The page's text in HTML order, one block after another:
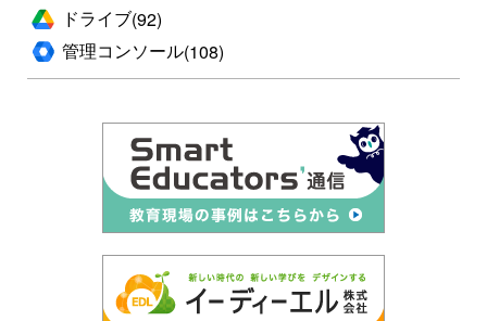
ドライブ(92)
管理コンソール(108)